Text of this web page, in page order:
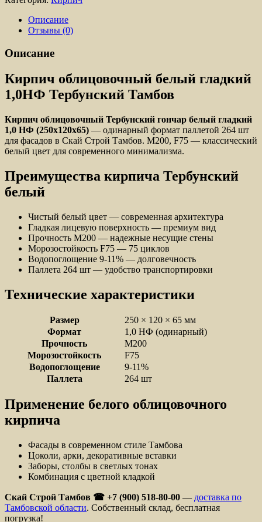
Описание
Отзывы (0)
Описание
Кирпич облицовочный белый гладкий
1,0НФ Тербунский Тамбов
Кирпич облицовочный Тербунский гончар белый гладкий
1,0 НФ (250x120x65) — одинарный формат паллетой 264 шт
для фасадов в Скай Строй Тамбов. М200, F75 — классический
белый цвет для современного минимализма.
Преимущества кирпича Тербунский
белый
Чистый белый цвет — современная архитектура
Гладкая лицевую поверхность — премиум вид
Прочность М200 — надежные несущие стены
Морозостойкость F75 — 75 циклов
Водопоглощение 9-11% — долговечность
Паллета 264 шт — удобство транспортировки
Технические характеристики
Размер
250 × 120 × 65 мм
Формат
1,0 НФ (одинарный)
Прочность
М200
Морозостойкость
F75
Водопоглощение
9-11%
Паллета
264 шт
Применение белого облицовочного
кирпича
Фасады в современном стиле Тамбова
Цоколи, арки, декоративные вставки
Заборы, столбы в светлых тонах
Комбинация с цветной кладкой
Скай Строй Тамбов ☎ +7 (900) 518-80-00 — доставка по
Тамбовской области. Собственный склад, бесплатная
погрузка!